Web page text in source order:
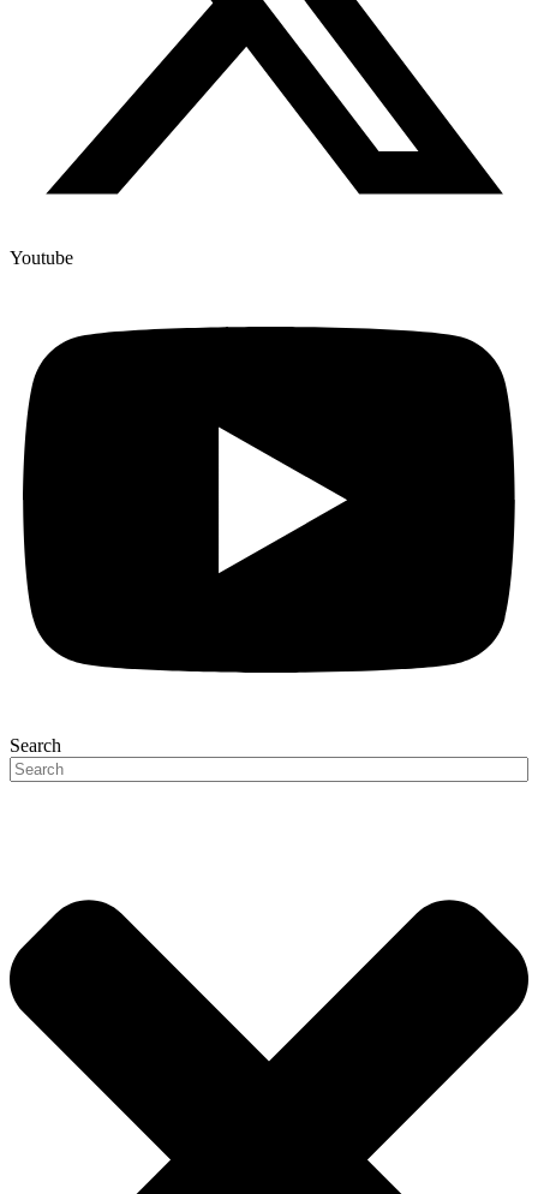
Youtube
Search